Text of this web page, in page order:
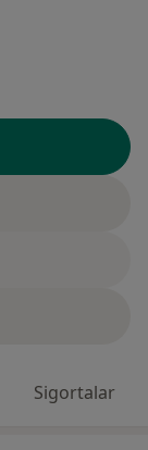
Sigortalar